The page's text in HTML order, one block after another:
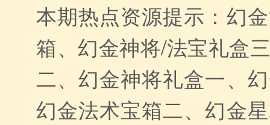
本期热点资源提示：幻
箱、幻金神将/法宝礼盒
二、幻金神将礼盒一、
幻金法术宝箱二、幻金